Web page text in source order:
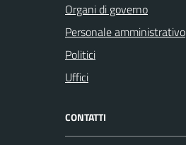
Organi di governo
Personale amministrativo
Politici
Uffici
CONTATTI